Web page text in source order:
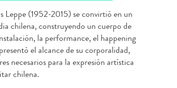
Leppe (1952-2015) se convirtió en un
chilena, construyendo un cuerpo de
la performance, el happening
el alcance de su corporalidad,
necesarios para la expresión artística
chilena.